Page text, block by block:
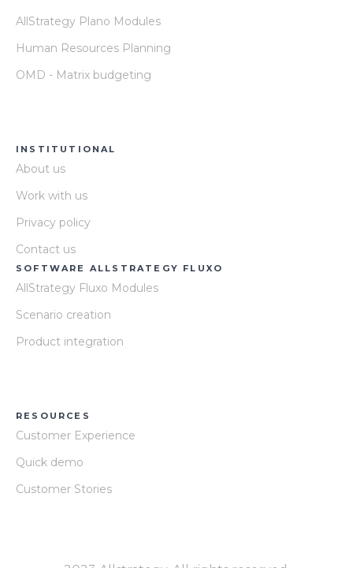
AllStrategy Plano Modules
Human Resources Planning
OMD - Matrix budgeting
INSTITUTIONAL
About us
Work with us
Privacy policy
Contact us
SOFTWARE ALLSTRATEGY FLUXO
AllStrategy Fluxo Modules
Scenario creation
Product integration
RESOURCES
Customer Experience
Quick demo
Customer Stories